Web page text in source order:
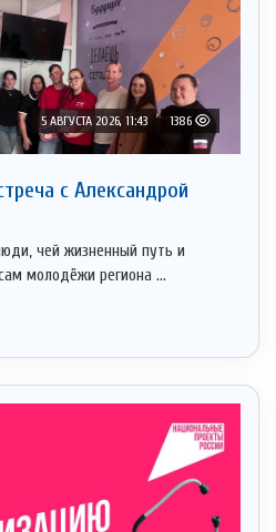
5 АВГУСТА 2026, 11:43 1386
с Александрой
чей жизненный путь и
молодёжи региона ...